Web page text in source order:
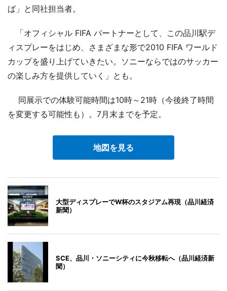
ば」と同社担当者。
「オフィシャル FIFA パートナーとして、この品川駅デ
ィスプレーをはじめ、さまざまな形で2010 FIFA ワールド
カップを盛り上げていきたい。ソニーならではのサッカー
の楽しみ方を提供していく」とも。
同展示での体験可能時間は10時～21時（今後終了時間
を変更する可能性も）。7月末までを予定。
地図を見る
大型ディスプレーでW杯のスタジアム再現（品川経済
新聞）
SCE、品川・ソニーシティに今秋移転へ（品川経済新
聞）